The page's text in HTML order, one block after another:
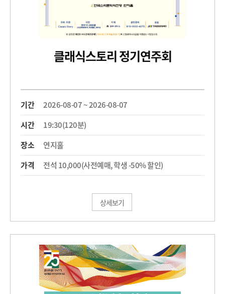
클래식스토리 정기연주회
기간
2026-08-07 ~ 2026-08-07
시간
19:30(120분)
장소
연지홀
가격
전석 10,000(사전예매, 학생 -50% 할인)
상세보기